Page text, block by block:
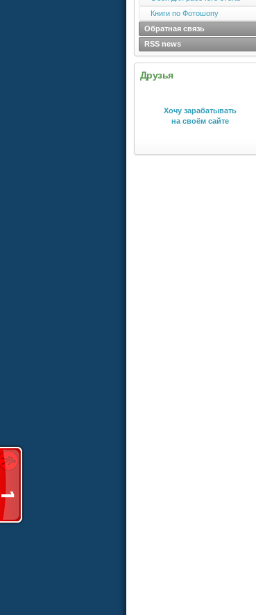
Книги по Фотошопу
Обратная связь
RSS news
Друзья
Хочу зарабатывать
на своём сайте